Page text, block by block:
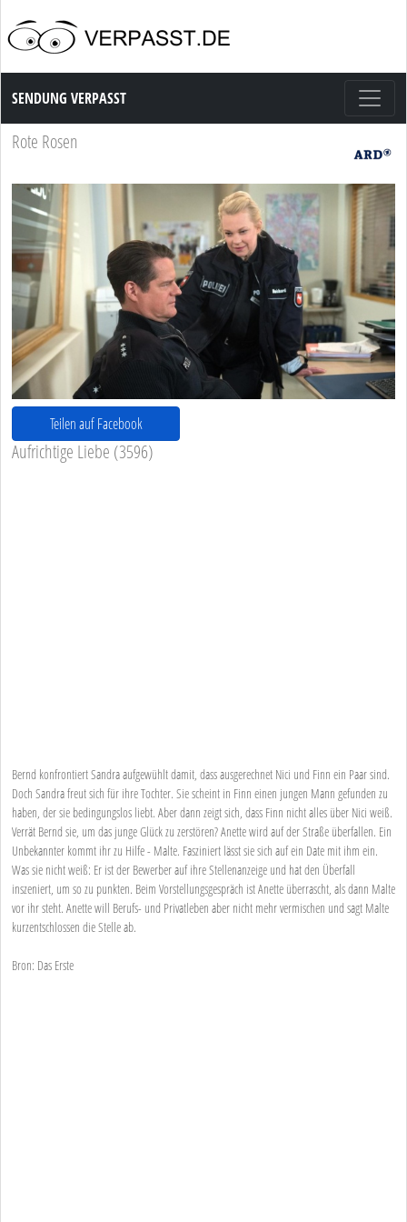
Sendung Verpasst
SENDUNG VERPASST
Rote Rosen
Teilen auf Facebook
Aufrichtige Liebe (3596)
Bernd konfrontiert Sandra aufgewühlt damit, dass ausgerechnet Nici und Finn ein Paar sind.
Doch Sandra freut sich für ihre Tochter. Sie scheint in Finn einen jungen Mann gefunden zu
haben, der sie bedingungslos liebt. Aber dann zeigt sich, dass Finn nicht alles über Nici weiß.
Verrät Bernd sie, um das junge Glück zu zerstören? Anette wird auf der Straße überfallen. Ein
Unbekannter kommt ihr zu Hilfe - Malte. Fasziniert lässt sie sich auf ein Date mit ihm ein.
Was sie nicht weiß: Er ist der Bewerber auf ihre Stellenanzeige und hat den Überfall
inszeniert, um so zu punkten. Beim Vorstellungsgespräch ist Anette überrascht, als dann Malte
vor ihr steht. Anette will Berufs- und Privatleben aber nicht mehr vermischen und sagt Malte
kurzentschlossen die Stelle ab.
Bron: Das Erste